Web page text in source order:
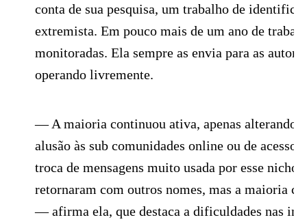
conta de sua pesquisa, um trabalho de
extremista. Em pouco mais de um ano de
monitoradas. Ela sempre as envia para as
operando livremente.
— A maioria continuou ativa, apenas alterando
alusão às sub comunidades online ou de
troca de mensagens muito usada por esse
retornaram com outros nomes, mas a maioria
— afirma ela, que destaca a dificuldades nas